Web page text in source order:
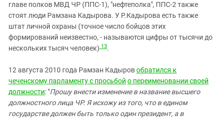
главе полков МВД ЧР (ППС-1), "нефтеполка", ППС-2 также
стоят люди Рамзана Кадырова. У Р.Кадырова есть также
штат личной охраны (точное число бойцов этих
формирований неизвестно, - называются цифры от тысячи до
нескольких тысяч человек) 13.
12 августа 2010 года Рамзан Кадыровобратился к
чеченскому парламентус просьбой о переименовании своей
должности: "Прошу внести изменение в название высшего
должностного лица ЧР. Я исхожу из того, что в едином
государстве должен быть только один президент, а в